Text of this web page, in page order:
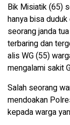
Bik Misiatik (65)
hanya bisa
seorang janda
terbaring dan
alis WG (55)
mengalami sakit
Salah seorang
mendoakan
kepada warga